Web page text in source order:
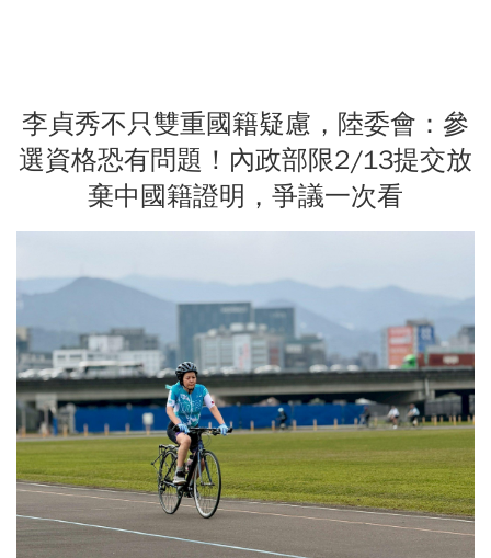
李貞秀不只雙重國籍疑慮，陸委會：參
選資格恐有問題！內政部限2/13提交放
棄中國籍證明，爭議一次看